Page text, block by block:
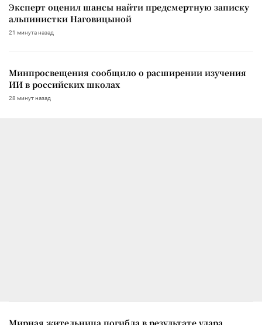
Эксперт оценил шансы найти предсмертную записку
альпинистки Наговицыной
21 минута назад
Минпросвещения сообщило о расширении изучения
ИИ в российских школах
28 минут назад
Мирная жительница погибла в результате удара